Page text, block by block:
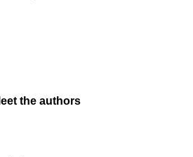
the authors